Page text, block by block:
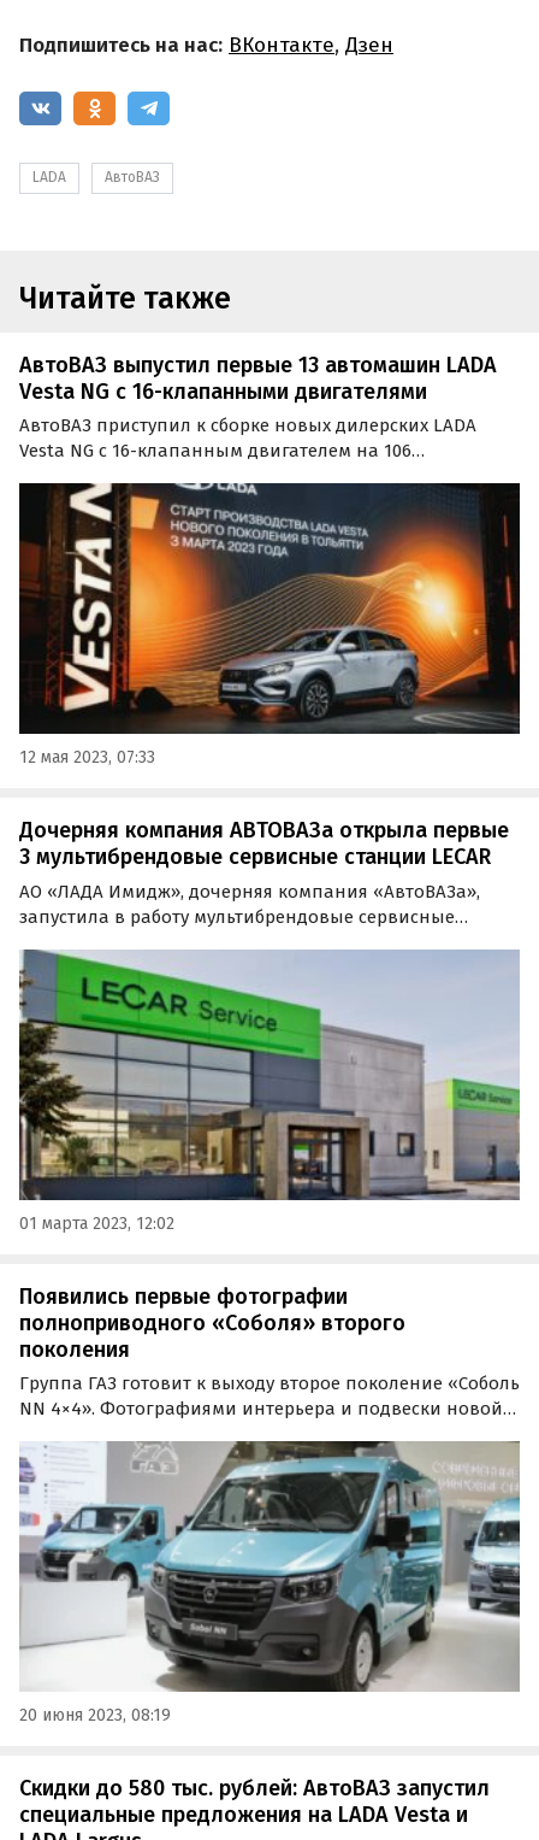
Подпишитесь на нас: ВКонтакте, Дзен
LADA АвтоВАЗ
Читайте также
АвтоВАЗ выпустил первые 13 автомашин LADA
Vesta NG c 16-клапанными двигателями
АвтоВАЗ приступил к сборке новых дилерских LADA
Vesta NG с 16-клапанным двигателем на 106
мая на АвтоВАЗе были собраны первые 13 автомобилей
Lada Vesta NG с 16-клапанным двигателем и…
12 мая 2023, 07:33
Дочерняя компания АВТОВАЗа открыла первые
3 мультибрендовые сервисные станции LECAR
АО «ЛАДА Имидж», дочерняя компания «АвтоВАЗа»,
запустила в работу мультибрендовые сервисные
Ярославле и Тольятти.
01 марта 2023, 12:02
Появились первые фотографии
полноприводного «Соболя» второго
поколения
Группа ГАЗ готовит к выходу второе поколение «Соболь
NN 4×4». Фотографиями интерьера и подвески новой
пишут «Автоновости дня».
20 июня 2023, 08:19
Скидки до 580 тыс. рублей: АвтоВАЗ запустил
специальные предложения на LADA Vesta и